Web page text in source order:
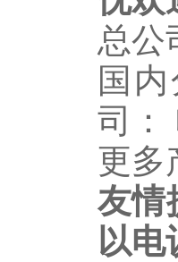
总公
国
司：
更多
友情
以电